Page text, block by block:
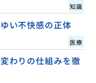
知識
い不快感の正体
医療
わりの仕組みを徹